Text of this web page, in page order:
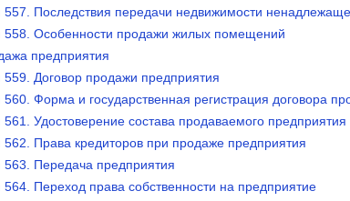
557. Последствия передачи недвижимости
558. Особенности продажи жилых помещений
предприятия
559. Договор продажи предприятия
560. Форма и государственная регистрация договора
561. Удостоверение состава продаваемого предприятия
562. Права кредиторов при продаже предприятия
563. Передача предприятия
564. Переход права собственности на предприятие